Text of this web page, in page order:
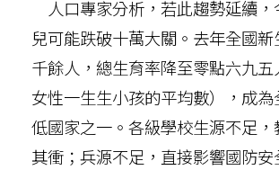
人口專家分析，若此趨勢延續，
兒可能跌破十萬大關。去年全國
千餘人，總生育率降至零點六九
女性一生生小孩的平均數），成
低國家之一。各級學校生源不足
其衝；兵源不足，直接影響國防